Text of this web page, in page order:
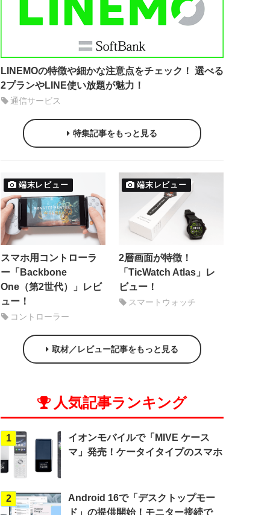
LINEMOの特徴や細かな注意点をチェック！ 選べる
2プランやLINE使い放題が魅力！
通信サービス
特集記事をもっと見る
端末レビュー
スマホ用コントローラ
ー「Backbone
One（第2世代）」レビ
ュー！
コントローラー
端末レビュー
2層画面が特徴！
「TicWatch Atlas」レ
ビュー！
スマートウォッチ
取材／レビュー記事をもっと見る
人気記事ランキング
1
イオンモバイルで「MIVE ケース
マ」発売！ケータイタイプのスマホ
2
Android 16で「デスクトップモー
ド」の提供開始！モニター接続で